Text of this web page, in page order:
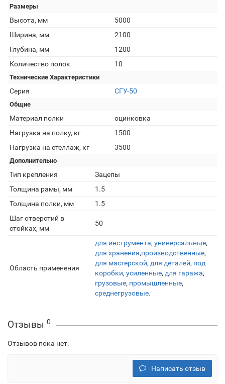
Размеры
Высота, мм
5000
Ширина, мм
2100
Глубина, мм
1200
Количество полок
10
Технические Характеристики
Серия СГУ-50
Общие
Материал полки
оцинковка
Нагрузка на полку, кг
1500
Нагрузка на стеллаж, кг
3500
Дополнительно
Тип крепления
Зацепы
Толщина рамы, мм
1.5
Толщина полки, мм
1.5
Шаг отверстий в
стойках, мм
50
Область применения
для инструмента, универсальные,
для хранения,производственные,
для мастерской, для деталей, под
коробки, усиленные, для гаража,
грузовые, промышленные,
среднегрузовые.
Отзывы 0
Отзывов пока нет.
Написать отзыв